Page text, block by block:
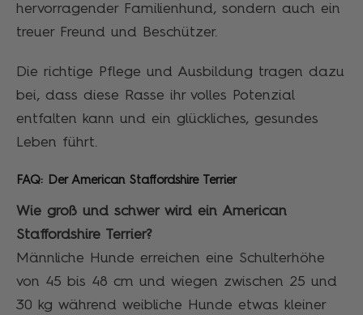
hervorragender Familienhund, sondern auch ein
treuer Freund und Beschützer.
Die richtige Pflege und Ausbildung tragen dazu
bei, dass diese Rasse ihr volles Potenzial
entfalten kann und ein glückliches, gesundes
Leben führt.
FAQ: Der American Staffordshire Terrier
Wie groß und schwer wird ein American
Staffordshire Terrier?
Männliche Hunde erreichen eine Schulterhöhe
von 45 bis 48 cm und wiegen zwischen 25 und
30 kg während weibliche Hunde etwas kleiner